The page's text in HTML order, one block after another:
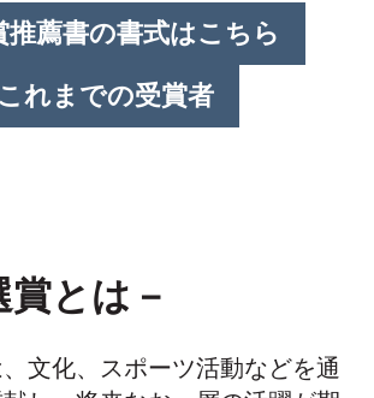
推薦書の書式はこちら
これまでの受賞者
賞とは－
文化、スポーツ活動などを通